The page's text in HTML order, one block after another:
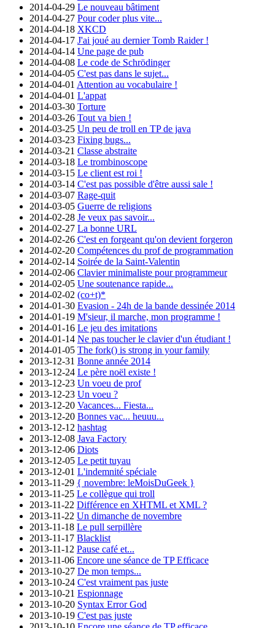
2014-04-29 Le nouveau bâtiment
2014-04-27 Pour coder plus vite...
2014-04-18 XKCD
2014-04-17 J'ai joué au dernier Tomb Raider !
2014-04-14 Une page de pub
2014-04-08 Le code de Schrödinger
2014-04-05 C'est pas dans le sujet...
2014-04-01 Attention au vocabulaire !
2014-04-01 L'appat
2014-03-30 Torture
2014-03-26 Tout va bien !
2014-03-25 Un peu de troll en TP de java
2014-03-23 Fixing bugs...
2014-03-21 Classe abstraite
2014-03-18 Le trombinoscope
2014-03-15 Le client est roi !
2014-03-14 C'est pas possible d'être aussi sale !
2014-03-07 Rage-quit
2014-03-05 Guerre de religions
2014-02-28 Je veux pas savoir...
2014-02-27 La bonne URL
2014-02-26 C'est en forgeant qu'on devient forgeron
2014-02-20 Compétences du prof de programmation
2014-02-14 Soirée de la Saint-Valentin
2014-02-06 Clavier minimaliste pour programmeur
2014-02-05 Une soutenance rapide...
2014-02-02 (co+t)*
2014-01-30 Evasion - 24h de la bande dessinée 2014
2014-01-19 M'sieur, il marche, mon programme !
2014-01-16 Le jeu des imitations
2014-01-14 Ne pas toucher le clavier d'un étudiant !
2014-01-05 The fork() is strong in your family
2013-12-31 Bonne année 2014
2013-12-24 Le père noël existe !
2013-12-23 Un voeu de prof
2013-12-23 Un voeu ?
2013-12-20 Vacances... Fiesta...
2013-12-20 Bonnes vac... heuuu...
2013-12-12 hashtag
2013-12-08 Java Factory
2013-12-06 Diots
2013-12-05 Le petit tuyau
2013-12-01 L'indemnité spéciale
2013-11-29 { novembre: leMoisDuGeek }
2013-11-25 Le collègue qui troll
2013-11-22 Différence en XHTML et XML ?
2013-11-22 Un dimanche de novembre
2013-11-18 Le pull serpillère
2013-11-17 Blacklist
2013-11-12 Pause café et...
2013-11-06 Encore une séance de TP Efficace
2013-10-27 De mon temps...
2013-10-24 C'est vraiment pas juste
2013-10-21 Espionnage
2013-10-20 Syntax Error God
2013-10-19 C'est pas juste